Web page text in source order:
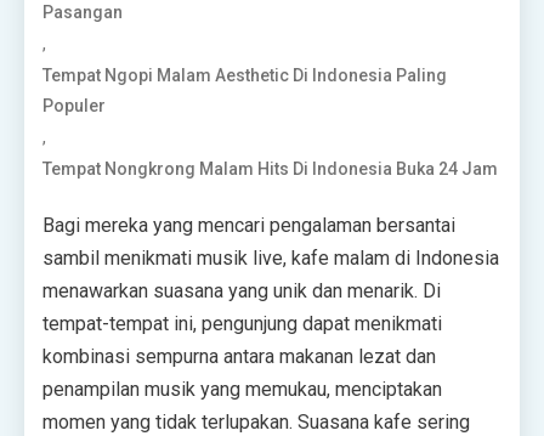
Pasangan
,
Tempat Ngopi Malam Aesthetic Di Indonesia Paling
Populer
,
Tempat Nongkrong Malam Hits Di Indonesia Buka 24 Jam
Bagi mereka yang mencari pengalaman bersantai
sambil menikmati musik live, kafe malam di Indonesia
menawarkan suasana yang unik dan menarik. Di
tempat-tempat ini, pengunjung dapat menikmati
kombinasi sempurna antara makanan lezat dan
penampilan musik yang memukau, menciptakan
momen yang tidak terlupakan. Suasana kafe sering